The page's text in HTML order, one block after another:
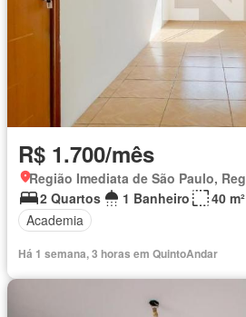
R$ 1.700/mês
2 Quartos
1 Banheiro
40 m²
Academia
Há 1 semana, 3 horas em QuintoAndar